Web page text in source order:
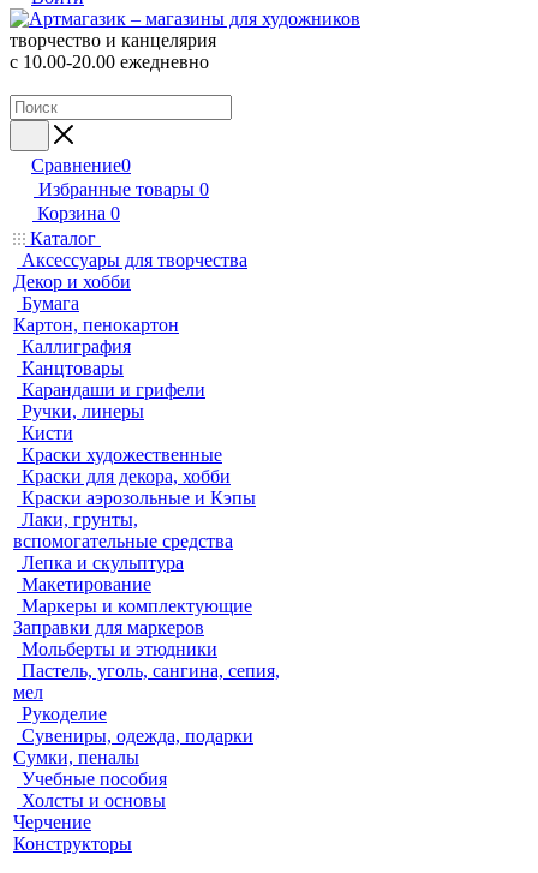
творчество и канцелярия
с 10.00-20.00 ежедневно
Сравнение0
Избранные товары 0
Корзина 0
Каталог
Аксессуары для творчества
Декор и хобби
Бумага
Картон, пенокартон
Каллиграфия
Канцтовары
Карандаши и грифели
Ручки, линеры
Кисти
Краски художественные
Краски для декора, хобби
Краски аэрозольные и Кэпы
Лаки, грунты,
вспомогательные средства
Лепка и скульптура
Макетирование
Маркеры и комплектующие
Заправки для маркеров
Мольберты и этюдники
Пастель, уголь, сангина, сепия,
мел
Рукоделие
Сувениры, одежда, подарки
Сумки, пеналы
Учебные пособия
Холсты и основы
Черчение
Конструкторы